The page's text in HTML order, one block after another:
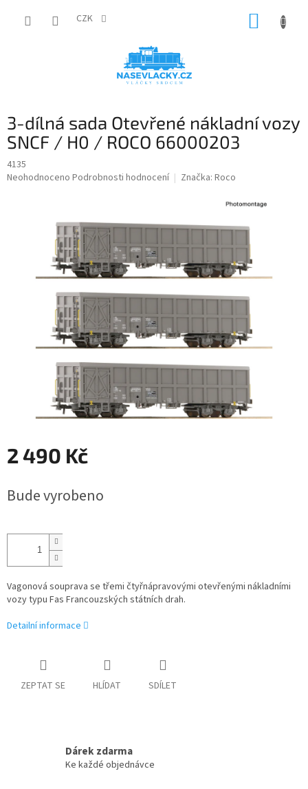
CZK
3-dílná sada Otevřené nákladní vozy
SNCF / H0 / ROCO 66000203
4135
Průměrné
hvězdiček.
Neohodnoceno Podrobnosti hodnocení Značka: Roco
2 490 Kč
cena:
Bude vyrobeno
Vagonová souprava se třemi čtyřnápravovými otevřenými nákladními
vozy typu Fas Francouzských státních drah.
Detailní informace
ZEPTAT SE HLÍDAT SDÍLET
Dárek zdarma
Ke každé objednávce